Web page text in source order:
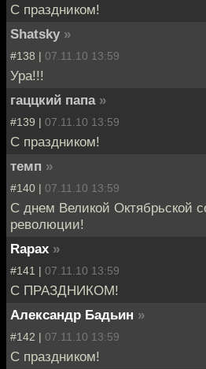
С праздником!
Shatsky »
#138 | 07.11.10 13:59
Ура!!!
гаццкий папа »
#139 | 07.11.10 13:59
С праздником!
темп »
#140 | 07.11.10 13:59
С днем Великой Октябрьской
революции!
Rapax »
#141 | 07.11.10 13:59
C ПРАЗДНИКОМ!
Александр Бадьин »
#142 | 07.11.10 13:59
С праздником!